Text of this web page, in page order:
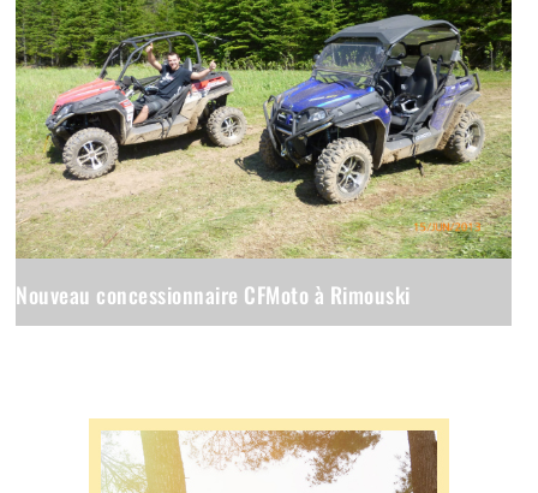
Nouveau concessionnaire CFMoto à Rimouski